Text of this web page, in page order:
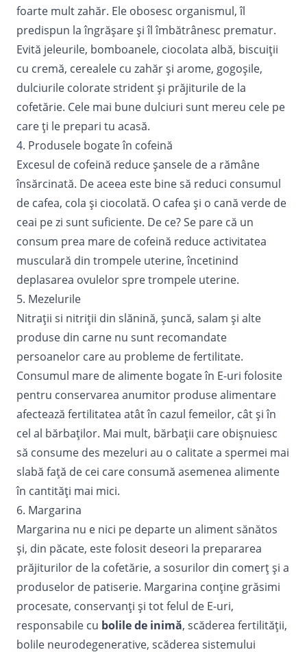
foarte mult zahăr. Ele obosesc organismul, îl
predispun la îngrăşare şi îl îmbătrânesc prematur.
Evită jeleurile, bomboanele, ciocolata albă, biscuiţii
cu cremă, cerealele cu zahăr şi arome, gogoşile,
dulciurile colorate strident şi prăjiturile de la
cofetărie. Cele mai bune dulciuri sunt mereu cele pe
care ţi le prepari tu acasă.
4. Produsele bogate în cofeină
Excesul de cofeină reduce şansele de a rămâne
însărcinată. De aceea este bine să reduci consumul
de cafea, cola şi ciocolată. O cafea şi o cană verde de
ceai pe zi sunt suficiente. De ce? Se pare că un
consum prea mare de cofeină reduce activitatea
musculară din trompele uterine, încetinind
deplasarea ovulelor spre trompele uterine.
5. Mezelurile
Nitraţii si nitriţii din slănină, şuncă, salam şi alte
produse din carne nu sunt recomandate
persoanelor care au probleme de fertilitate.
Consumul mare de alimente bogate în E-uri folosite
pentru conservarea anumitor produse alimentare
afectează fertilitatea atât în cazul femeilor, cât şi în
cel al bărbaţilor. Mai mult, bărbaţii care obişnuiesc
să consume des mezeluri au o calitate a spermei mai
slabă faţă de cei care consumă asemenea alimente
în cantităţi mai mici.
6. Margarina
Margarina nu e nici pe departe un aliment sănătos
şi, din păcate, este folosit deseori la prepararea
prăjiturilor de la cofetărie, a sosurilor din comerţ şi a
produselor de patiserie. Margarina conţine grăsimi
procesate, conservanţi şi tot felul de E-uri,
responsabile cu bolile de inimă, scăderea fertilităţii,
bolile neurodegenerative, scăderea sistemului